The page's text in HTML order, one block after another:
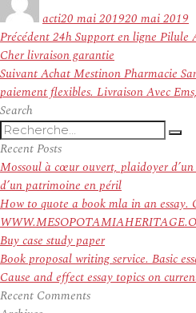
actile
20 mai 201920 mai 2019
Navigation
de
l’article
PrécédentArticle
précédent :
24h Support en ligne
Cher livraison garantie
SuivantArticle
suivant :
Achat Mestinon Pharmacie
paiement flexibles. Livraison Avec
Search
Recherche
pour
:
Recent Posts
Mossoul à cœur ouvert, plaidoyer
d’un patrimoine en péril
How to quote a book mla in an essay.
Buy case study paper
Book proposal writing service. Basic
Cause and effect essay topics on
Recent Comments